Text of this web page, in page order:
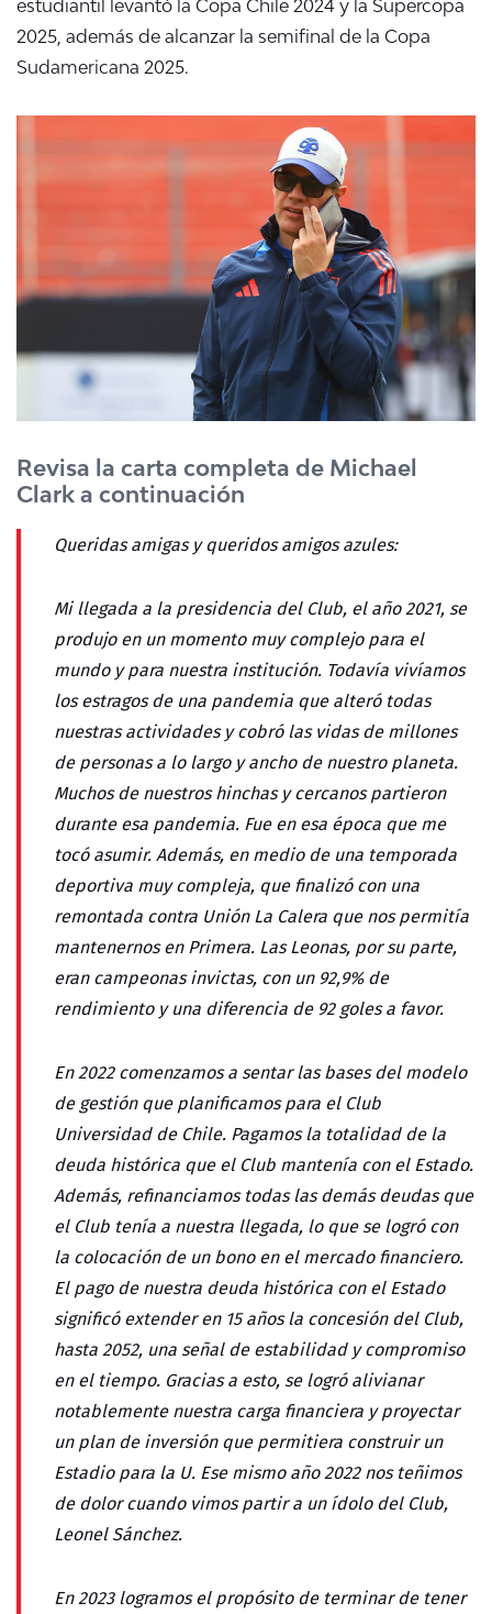
estudiantil levantó la Copa Chile 2024 y la Supercopa
2025, además de alcanzar la semifinal de la Copa
Sudamericana 2025.
Revisa la carta completa de Michael
Clark a continuación
Queridas amigas y queridos amigos azules:
Mi llegada a la presidencia del Club, el año 2021, se
produjo en un momento muy complejo para el
mundo y para nuestra institución. Todavía vivíamos
los estragos de una pandemia que alteró todas
nuestras actividades y cobró las vidas de millones
de personas a lo largo y ancho de nuestro planeta.
Muchos de nuestros hinchas y cercanos partieron
durante esa pandemia. Fue en esa época que me
tocó asumir. Además, en medio de una temporada
deportiva muy compleja, que finalizó con una
remontada contra Unión La Calera que nos permitía
mantenernos en Primera. Las Leonas, por su parte,
eran campeonas invictas, con un 92,9% de
rendimiento y una diferencia de 92 goles a favor.
En 2022 comenzamos a sentar las bases del modelo
de gestión que planificamos para el Club
Universidad de Chile. Pagamos la totalidad de la
deuda histórica que el Club mantenía con el Estado.
Además, refinanciamos todas las demás deudas que
el Club tenía a nuestra llegada, lo que se logró con
la colocación de un bono en el mercado financiero.
El pago de nuestra deuda histórica con el Estado
significó extender en 15 años la concesión del Club,
hasta 2052, una señal de estabilidad y compromiso
en el tiempo. Gracias a esto, se logró alivianar
notablemente nuestra carga financiera y proyectar
un plan de inversión que permitiera construir un
Estadio para la U. Ese mismo año 2022 nos teñimos
de dolor cuando vimos partir a un ídolo del Club,
Leonel Sánchez.
En 2023 logramos el propósito de terminar de tener